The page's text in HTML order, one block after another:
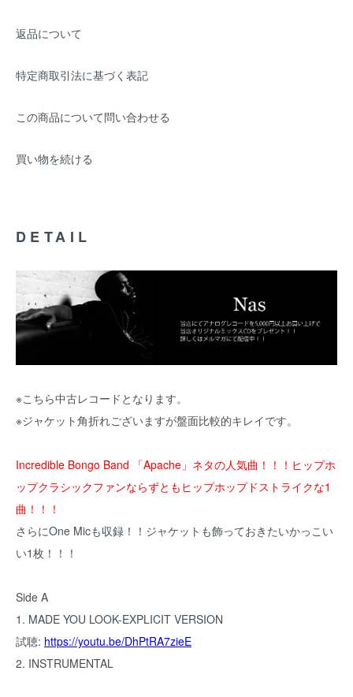
返品について
特定商取引法に基づく表記
この商品について問い合わせる
買い物を続ける
DETAIL
※こちら中古レコードとなります。
※ジャケット角折れございますが盤面比較的キレイです。
Incredible Bongo Band 「Apache」ネタの人気曲！！！ヒップホ
ップクラシックファンならずともヒップホップドストライクな1
曲！！！
さらにOne Micも収録！！ジャケットも飾っておきたいかっこい
い1枚！！！
Side A
1. MADE YOU LOOK-EXPLICIT VERSION
試聴: https://youtu.be/DhPtRA7zieE
2. INSTRUMENTAL